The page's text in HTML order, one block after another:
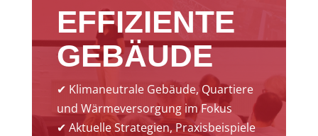
EFFIZIENTE
GEBÄUDE
✔ Klimaneutrale Gebäude, Quartiere
und Wärmeversorgung im Fokus
✔ Aktuelle Strategien, Praxisbeispiele